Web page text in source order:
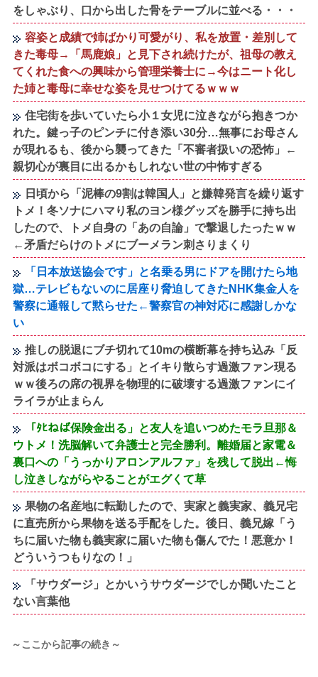
をしゃぶり、口から出した骨をテーブルに並べる・・・
容姿と成績で姉ばかり可愛がり、私を放置・差別して
きた毒母→「馬鹿娘」と見下され続けたが、祖母の教え
てくれた食への興味から管理栄養士に→今はニート化し
た姉と毒母に幸せな姿を見せつけてるｗｗｗ
住宅街を歩いていたら小１女児に泣きながら抱きつか
れた。鍵っ子のピンチに付き添い30分…無事にお母さん
が現れるも、後から襲ってきた「不審者扱いの恐怖」←
親切心が裏目に出るかもしれない世の中怖すぎる
日頃から「泥棒の9割は韓国人」と嫌韓発言を繰り返す
トメ！冬ソナにハマり私のヨン様グッズを勝手に持ち出
したので、トメ自身の「あの自論」で撃退したったｗｗ
←矛盾だらけのトメにブーメラン刺さりまくり
「日本放送協会です」と名乗る男にドアを開けたら地
獄…テレビもないのに居座り脅迫してきたNHK集金人を
警察に通報して黙らせた←警察官の神対応に感謝しかな
い
推しの脱退にブチ切れて10mの横断幕を持ち込み「反
対派はボコボコにする」とイキり散らす過激ファン現る
ｗｗ後ろの席の視界を物理的に破壊する過激ファンにイ
ライラが止まらん
「ﾀﾋねば保険金出る」と友人を追いつめたモラ旦那＆
ウトメ！洗脳解いて弁護士と完全勝利。離婚届と家電＆
裏口への「うっかりアロンアルファ」を残して脱出←悔
し泣きしながらやることがエグくて草
果物の名産地に転勤したので、実家と義実家、義兄宅
に直売所から果物を送る手配をした。後日、義兄嫁「う
ちに届いた物も義実家に届いた物も傷んでた！悪意か！
どういうつもりなの！」
「サウダージ」とかいうサウダージでしか聞いたこと
ない言葉他
～ここから記事の続き～